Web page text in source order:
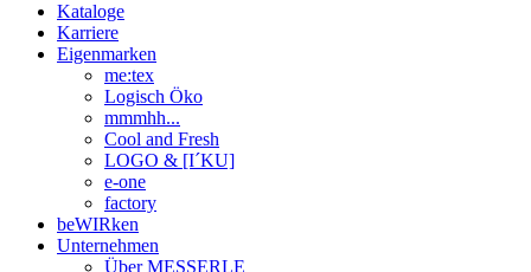
Kataloge
Karriere
Eigenmarken
me:tex
Logisch Öko
mmmhh...
Cool and Fresh
LOGO & [I´KU]
e-one
factory
beWIRken
Unternehmen
Über MESSERLE